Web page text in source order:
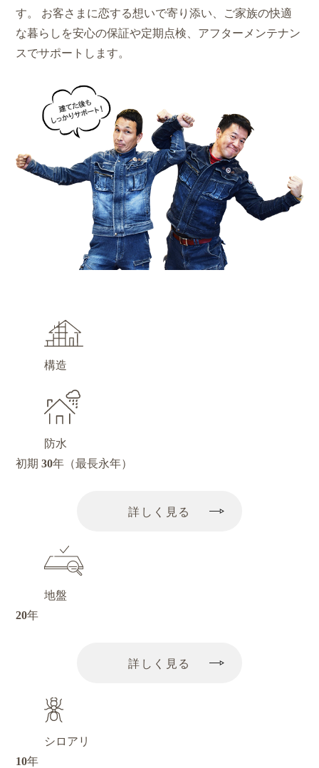
す。
お客さまに恋する想いで寄り添い、ご家族の快適
な暮らしを安心の保証や定期点検、アフターメンテナン
スでサポートします。
構造
防水
初期 30年 （最長永年）
詳しく見る
地盤
20年
詳しく見る
シロアリ
10年